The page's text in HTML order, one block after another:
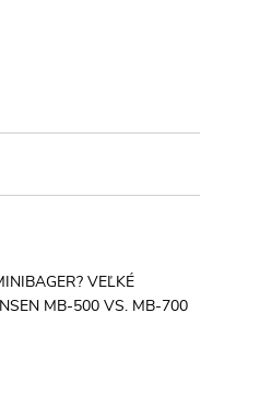
VEĽKÉ
MB-500 VS. MB-700